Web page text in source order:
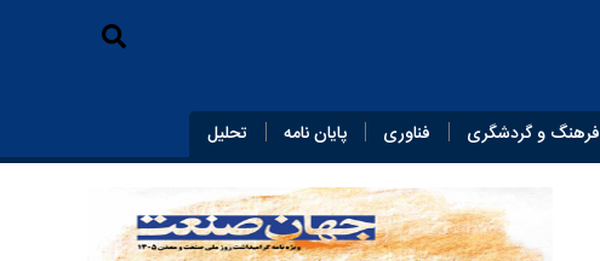
فرهنگ و گردشگری فناوری پایان‌ نامه تحلیل